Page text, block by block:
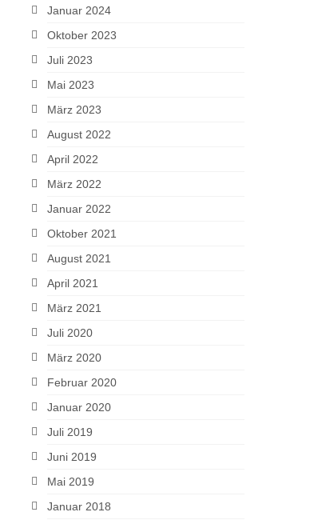
Januar 2024
Oktober 2023
Juli 2023
Mai 2023
März 2023
August 2022
April 2022
März 2022
Januar 2022
Oktober 2021
August 2021
April 2021
März 2021
Juli 2020
März 2020
Februar 2020
Januar 2020
Juli 2019
Juni 2019
Mai 2019
Januar 2018